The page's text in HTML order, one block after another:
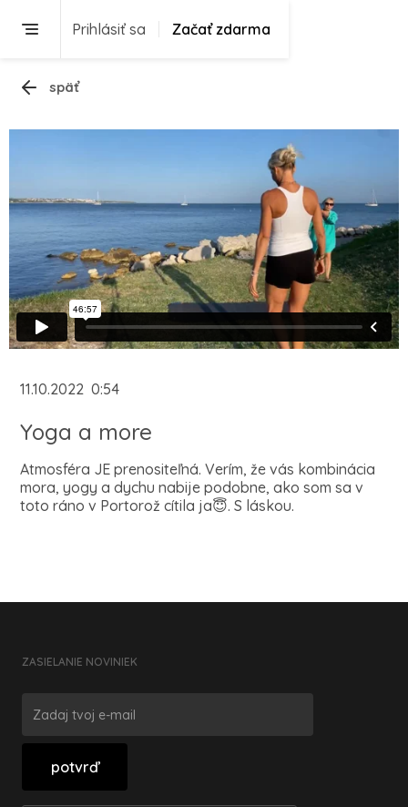
Prihlásiť sa Začať zdarma
späť
11.10.2022 0:54
Yoga a more
Atmosféra JE prenositeľná. Verím, že vás kombinácia
mora, yogy a dychu nabije podobne, ako som sa v
toto ráno v Portorož cítila ja😇. S láskou.
ZASIELANIE NOVINIEK